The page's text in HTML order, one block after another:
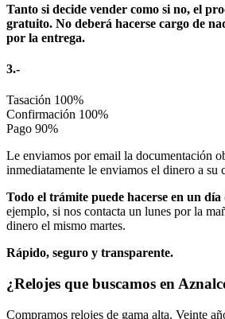
Tanto si decide vender como si no, el
gratuito. No deberá hacerse cargo de
por la entrega.
3.-
Tasación 100%
Confirmación 100%
Pago 90%
Le enviamos por email la documentación
inmediatamente le enviamos el dinero a su
Todo el trámite puede hacerse en un día
ejemplo, si nos contacta un lunes por la
dinero el mismo martes.
Rápido, seguro y transparente.
¿Relojes que buscamos en
Compramos relojes de gama alta. Veinte